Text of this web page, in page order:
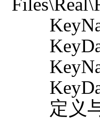
定义与